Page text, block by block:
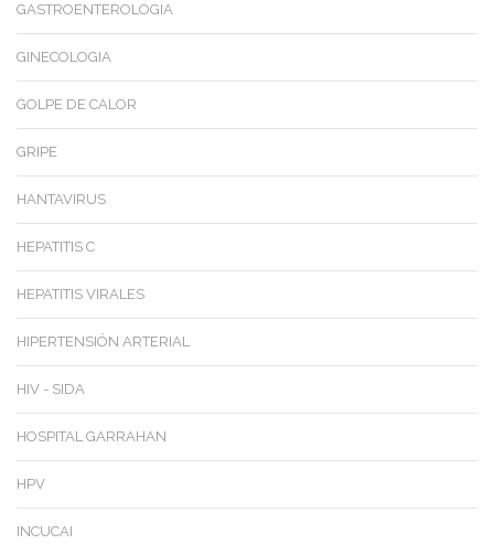
GASTROENTEROLOGIA
GINECOLOGIA
GOLPE DE CALOR
GRIPE
HANTAVIRUS
HEPATITIS C
HEPATITIS VIRALES
HIPERTENSIÓN ARTERIAL
HIV - SIDA
HOSPITAL GARRAHAN
HPV
INCUCAI